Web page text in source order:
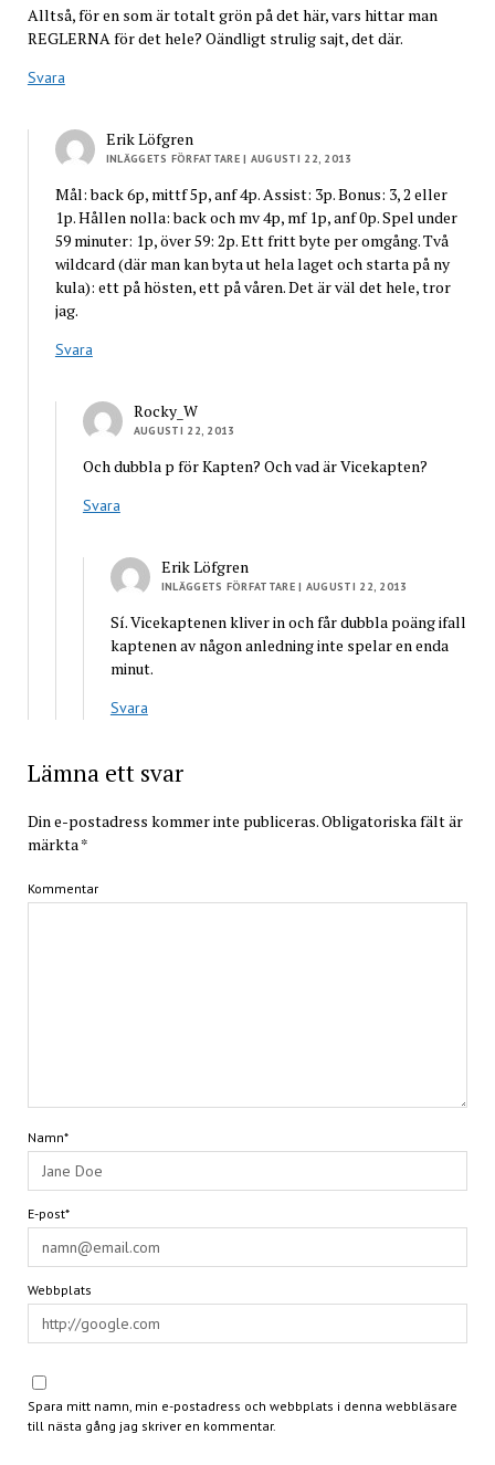
Alltså, för en som är totalt grön på det här, vars hittar man
REGLERNA för det hele? Oändligt strulig sajt, det där.
Svara
Erik Löfgren
INLÄGGETS FÖRFATTARE| AUGUSTI 22, 2013
Mål: back 6p, mittf 5p, anf 4p. Assist: 3p. Bonus: 3, 2 eller
1p. Hållen nolla: back och mv 4p, mf 1p, anf 0p. Spel under
59 minuter: 1p, över 59: 2p. Ett fritt byte per omgång. Två
wildcard (där man kan byta ut hela laget och starta på ny
kula): ett på hösten, ett på våren. Det är väl det hele, tror
jag.
Svara
Rocky_W
AUGUSTI 22, 2013
Och dubbla p för Kapten? Och vad är Vicekapten?
Svara
Erik Löfgren
INLÄGGETS FÖRFATTARE| AUGUSTI 22, 2013
Sí. Vicekaptenen kliver in och får dubbla poäng ifall
kaptenen av någon anledning inte spelar en enda
minut.
Svara
Lämna ett svar
Din e-postadress kommer inte publiceras.Obligatoriska fält är
märkta*
Kommentar
Namn*
E-post*
Webbplats
Spara mitt namn, min e-postadress och webbplats i denna webbläsare
till nästa gång jag skriver en kommentar.